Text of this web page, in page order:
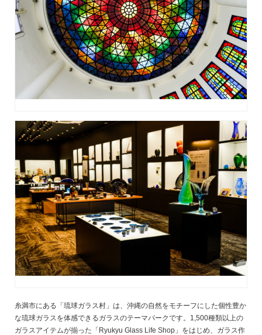
糸満市にある「琉球ガラス村」は、沖縄の自然をモチーフにした個性豊か
な琉球ガラスを体感できるガラスのテーマパークです。1,500種類以上の
ガラスアイテムが揃った「Ryukyu Glass Life Shop」をはじめ、ガラス作